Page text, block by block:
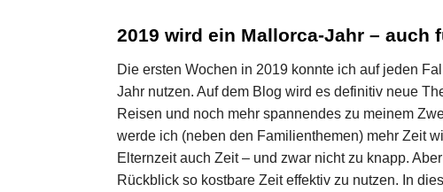
2019 wird ein Mallorca-Jahr – auch
Die ersten Wochen in 2019 konnte ich auf jeden
Jahr nutzen. Auf dem Blog wird es definitiv neue
Reisen und noch mehr spannendes zu meinem
werde ich (neben den Familienthemen) mehr Zeit
Elternzeit auch Zeit – und zwar nicht zu knapp.
Rückblick so kostbare Zeit effektiv zu nutzen. In